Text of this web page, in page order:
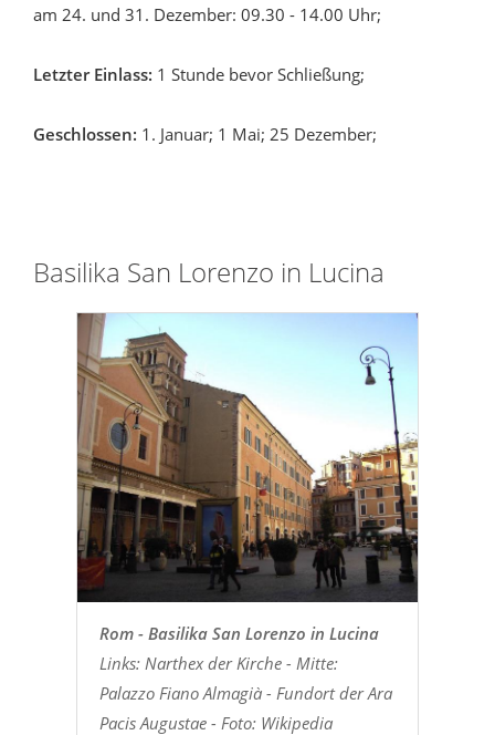
am 24. und 31. Dezember: 09.30 - 14.00 Uhr;
Letzter Einlass: 1 Stunde bevor Schließung;
Geschlossen: 1. Januar; 1 Mai; 25 Dezember;
Basilika San Lorenzo in Lucina
Rom - Basilika San Lorenzo in Lucina
Links: Narthex der Kirche - Mitte:
Palazzo Fiano Almagià - Fundort der Ara
Pacis Augustae - Foto: Wikipedia